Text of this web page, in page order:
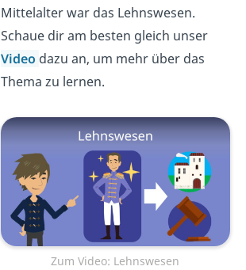
Mittelalter war das Lehnswesen.
Schaue dir am besten gleich unser
Video dazu an, um mehr über das
Thema zu lernen.
Zum Video: Lehnswesen